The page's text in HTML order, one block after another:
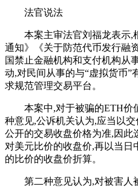
法官说法
本案主审法官刘福龙表示,
通知》《关于防范代币发行融
国禁止金融机构和支付机构从
动,对民间从事的与“虚拟货币”
求规范管理交易平台。
本案中,对于被骗的ETH价
种意见,公诉机关认为,应当以
公开的交易收盘价格为准,因此
对美元比价的收盘价,再以当日
的比价的收盘价折算。
第二种意见认为,对被害人